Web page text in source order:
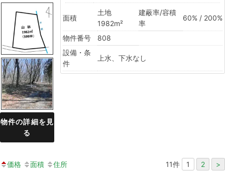
物件の詳細を見
る
面積
土地
1982m²
建蔽率/容積
率
60% / 200%
物件番号
808
設備・条
件
上水、下水なし
価格 面積 住所 11件 1 2 >